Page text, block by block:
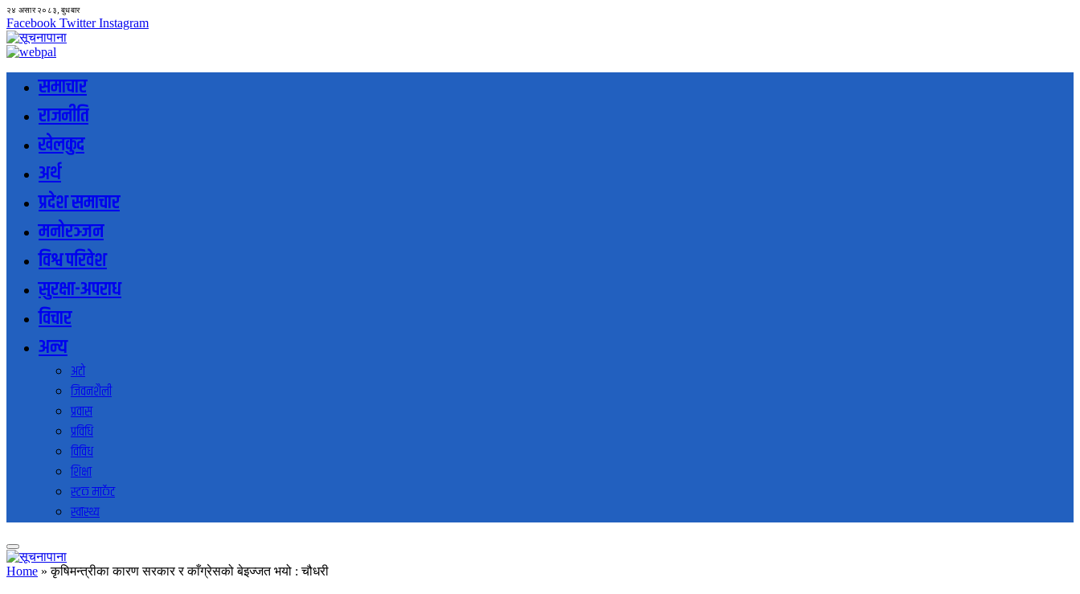
२४ असार २०८३, बुधबार
Facebook Twitter Instagram
समाचार
राजनीति
खेलकुद
अर्थ
प्रदेश समाचार
मनोरञ्जन
विश्व परिवेश
सुरक्षा-अपराध
विचार
अन्य
अटो
जिवनशैली
प्रवास
प्रविधि
विविध
शिक्षा
स्टक मार्केट
स्वास्थ्य
Home »कृषिमन्त्रीका कारण सरकार र काँग्रेसको बेइज्जत भयो : चौधरी